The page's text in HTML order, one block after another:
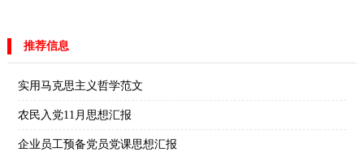
推荐信息
实用马克思主义哲学范文
农民入党11月思想汇报
企业员工预备党员党课思想汇报